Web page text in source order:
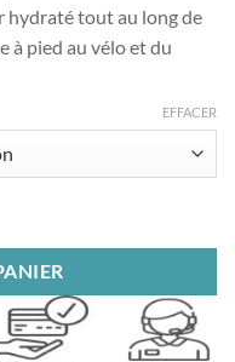
hydraté tout au long de
à pied au vélo et du
EFFACER